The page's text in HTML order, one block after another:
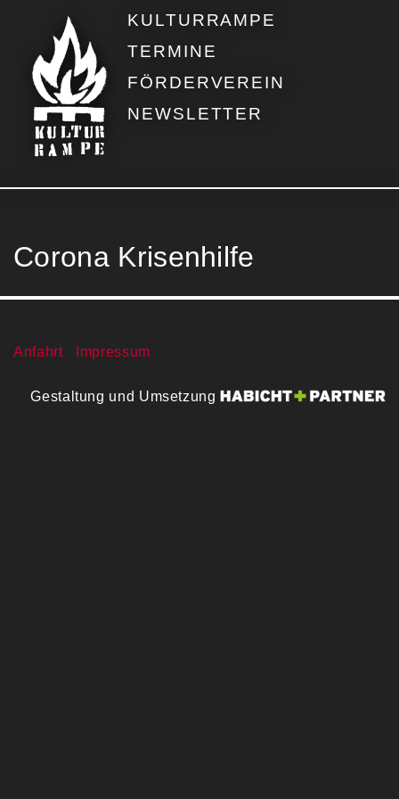
KULTURRAMPE
TERMINE
FÖRDERVEREIN
NEWSLETTER
Corona Krisenhilfe
Anfahrt Impressum
Gestaltung und Umsetzung